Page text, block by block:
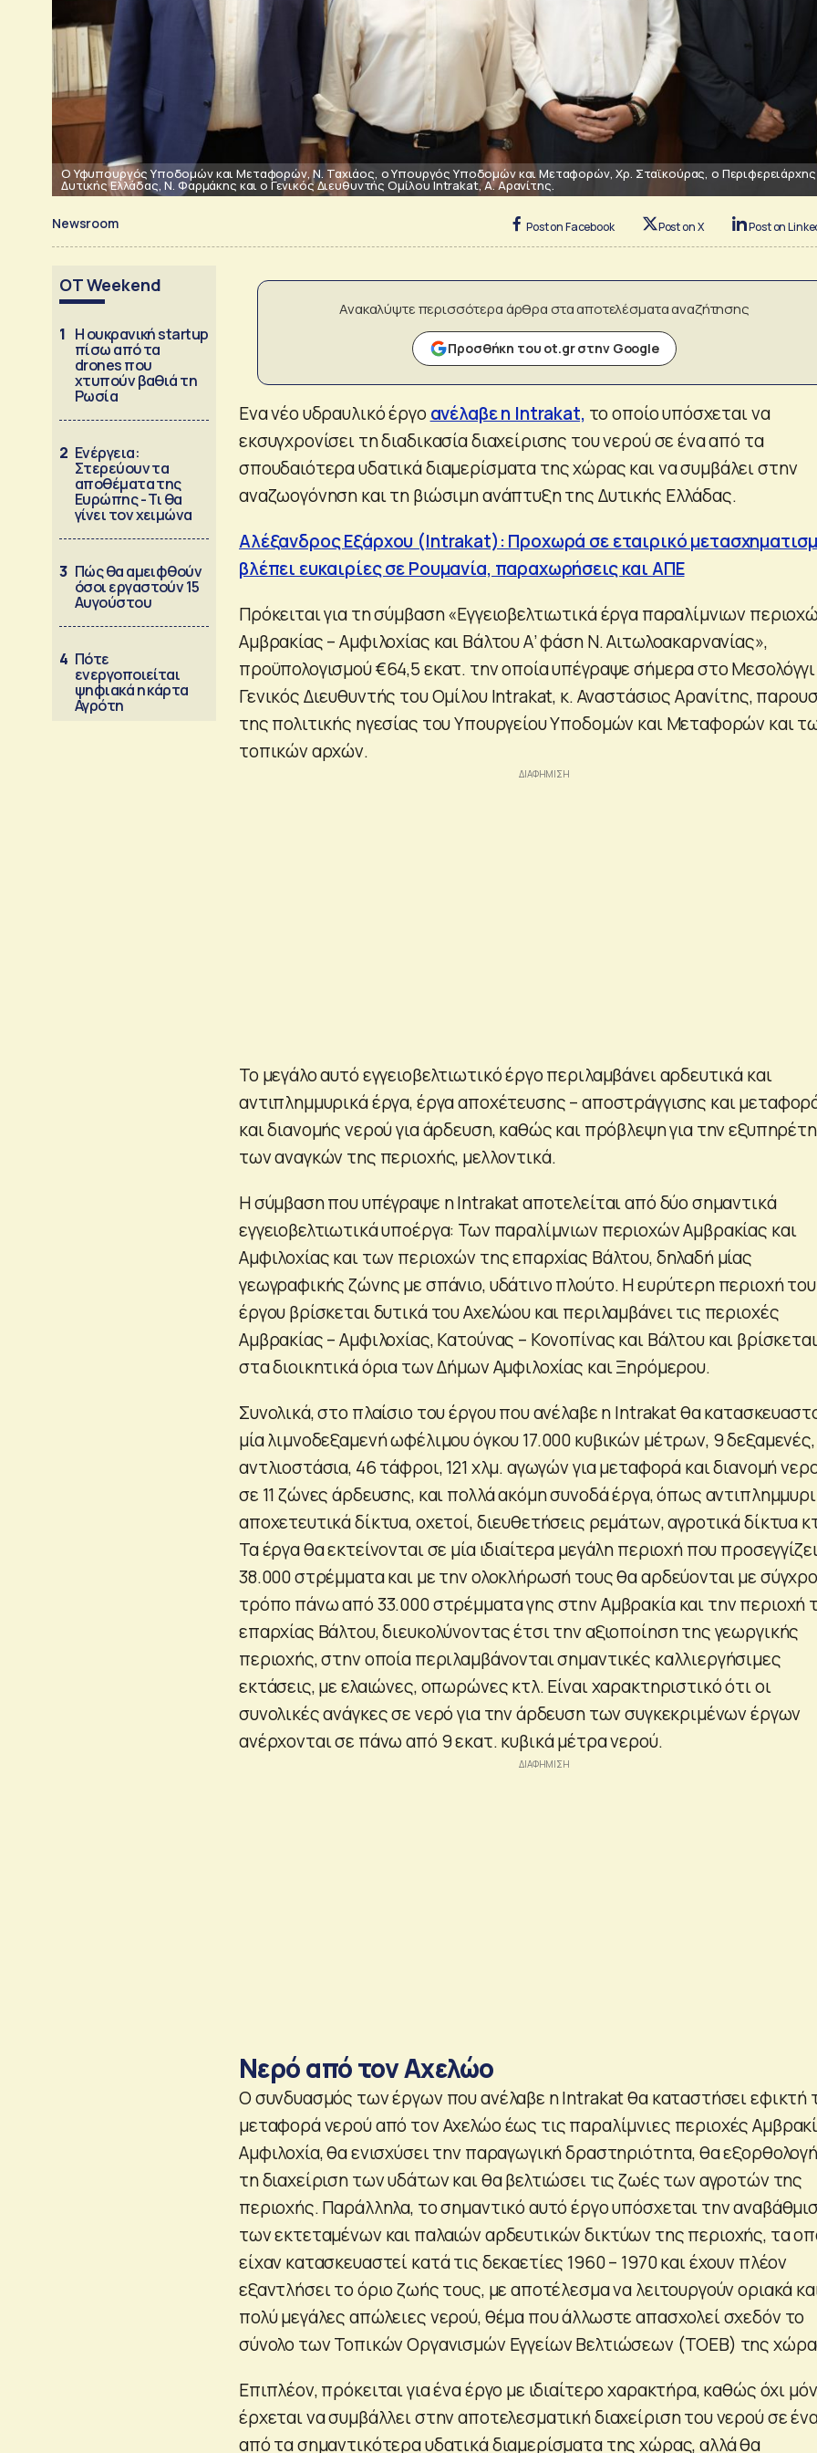
Ο Υφυπουργός Υποδομών και Μεταφορών, Ν. Ταχιάος, ο Υπουργός Υποδομών και Μεταφορών, Χρ. Σταϊκούρας, ο Περιφερειάρχης
Δυτικής Ελλάδας, Ν. Φαρμάκης και ο Γενικός Διευθυντής Ομίλου Intrakat, Α. Αρανίτης.
Newsroom Post on Facebook Post on X Post on
OT Weekend
1 Η ουκρανική startup
πίσω από τα
drones που
χτυπούν βαθιά τη
Ρωσία
2 Ενέργεια:
Στερεύουν τα
αποθέματα της
Ευρώπης - Τι θα
γίνει τον χειμώνα
3 Πώς θα αμειφθούν
όσοι εργαστούν 15
Αυγούστου
4 Πότε
ενεργοποιείται
ψηφιακά η κάρτα
Αγρότη
Ανακαλύψτε περισσότερα άρθρα στα αποτελέσματα αναζήτησης
Προσθήκη του ot.gr στην Google
Ενα νέο υδραυλικό έργοανέλαβε η Intrakat, το οποίο υπόσχεται να
εκσυγχρονίσει τη διαδικασία διαχείρισης του νερού σε ένα από τα
σπουδαιότερα υδατικά διαμερίσματα της χώρας και να συμβάλει στην
αναζωογόνηση και τη βιώσιμη ανάπτυξη της Δυτικής Ελλάδας.
Αλέξανδρος Εξάρχου (Intrakat): Προχωρά σε εταιρικό
βλέπει ευκαιρίες σε Ρουμανία, παραχωρήσεις και ΑΠΕ
Πρόκειται για τη σύμβαση «Εγγειοβελτιωτικά έργα παραλίμνιων
Αμβρακίας – Αμφιλοχίας και Βάλτου Α’ φάση Ν. Αιτωλοακαρνανίας»,
προϋπολογισμού €64,5 εκατ. την οποία υπέγραψε σήμερα στο
Γενικός Διευθυντής του Ομίλου Intrakat, κ. Αναστάσιος Αρανίτης,
της πολιτικής ηγεσίας του Υπουργείου Υποδομών και Μεταφορών και
τοπικών αρχών.
Το μεγάλο αυτό εγγειοβελτιωτικό έργο περιλαμβάνει αρδευτικά και
αντιπλημμυρικά έργα, έργα αποχέτευσης – αποστράγγισης και
και διανομής νερού για άρδευση, καθώς και πρόβλεψη για την
των αναγκών της περιοχής, μελλοντικά.
Η σύμβαση που υπέγραψε η Ιntrakat αποτελείται από δύο σημαντικά
εγγειοβελτιωτικά υποέργα: Των παραλίμνιων περιοχών Αμβρακίας και
Αμφιλοχίας και των περιοχών της επαρχίας Βάλτου, δηλαδή μίας
γεωγραφικής ζώνης με σπάνιο, υδάτινο πλούτο. Η ευρύτερη περιοχή του
έργου βρίσκεται δυτικά του Αχελώου και περιλαμβάνει τις περιοχές
Αµβρακίας – Αµφιλοχίας, Κατούνας – Κονοπίνας και Βάλτου και βρίσκεται
στα διοικητικά όρια των Δήμων Αμφιλοχίας και Ξηρόμερου.
Συνολικά, στο πλαίσιο του έργου που ανέλαβε η Intrakat θα
μία λιμνοδεξαμενή ωφέλιμου όγκου 17.000 κυβικών μέτρων, 9
αντλιοστάσια, 46 τάφροι, 121 χλμ. αγωγών για μεταφορά και διανομή
σε 11 ζώνες άρδευσης, και πολλά ακόμη συνοδά έργα, όπως
αποχετευτικά δίκτυα, οχετοί, διευθετήσεις ρεμάτων, αγροτικά δίκτυα
Τα έργα θα εκτείνονται σε μία ιδιαίτερα μεγάλη περιοχή που
38.000 στρέμματα και με την ολοκλήρωσή τους θα αρδεύονται με
τρόπο πάνω από 33.000 στρέμματα γης στην Αμβρακία και την περιοχή
επαρχίας Βάλτου, διευκολύνοντας έτσι την αξιοποίηση της γεωργικής
περιοχής, στην οποία περιλαμβάνονται σημαντικές καλλιεργήσιμες
εκτάσεις, με ελαιώνες, οπωρώνες κτλ. Είναι χαρακτηριστικό ότι οι
συνολικές ανάγκες σε νερό για την άρδευση των συγκεκριμένων έργων
ανέρχονται σε πάνω από 9 εκατ. κυβικά μέτρα νερού.
Νερό από τον Αχελώο
Ο συνδυασμός των έργων που ανέλαβε η Intrakat θα καταστήσει εφικτή
μεταφορά νερού από τον Αχελώο έως τις παραλίµνιες περιοχές
Αµφιλοχία, θα ενισχύσει την παραγωγική δραστηριότητα, θα
τη διαχείριση των υδάτων και θα βελτιώσει τις ζωές των αγροτών της
περιοχής. Παράλληλα, το σημαντικό αυτό έργο υπόσχεται την
των εκτεταμένων και παλαιών αρδευτικών δικτύων της περιοχής, τα
είχαν κατασκευαστεί κατά τις δεκαετίες 1960 – 1970 και έχουν πλέον
εξαντλήσει το όριο ζωής τους, με αποτέλεσμα να λειτουργούν οριακά
πολύ μεγάλες απώλειες νερού, θέμα που άλλωστε απασχολεί σχεδόν το
σύνολο των Τοπικών Οργανισμών Εγγείων Βελτιώσεων (ΤΟΕΒ) της
Επιπλέον, πρόκειται για ένα έργο με ιδιαίτερο χαρακτήρα, καθώς όχι
έρχεται να συμβάλλει στην αποτελεσματική διαχείριση του νερού σε
από τα σημαντικότερα υδατικά διαμερίσματα της χώρας, αλλά θα